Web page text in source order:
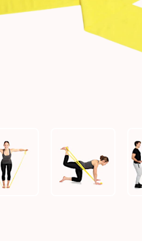
BAND
THERAGYM LOOP THERAGYM